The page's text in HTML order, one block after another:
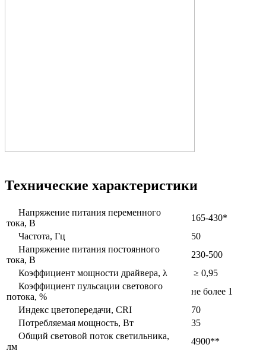
Технические характеристики
Напряжение питания переменного
тока, В
165-430*
Частота, Гц
50
Напряжение питания постоянного
тока, В
230-500
Коэффициент мощности драйвера, λ
≥ 0,95
Коэффициент пульсации светового
потока, %
не более 1
Индекс цветопередачи, CRI
70
Потребляемая мощность, Вт
35
Общий световой поток светильника,
лм
4900**